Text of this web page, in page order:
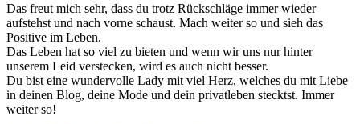
Das freut mich sehr, dass du trotz Rückschläge immer wieder
aufstehst und nach vorne schaust. Mach weiter so und sieh das
Positive im Leben.
Das Leben hat so viel zu bieten und wenn wir uns nur hinter
unserem Leid verstecken, wird es auch nicht besser.
Du bist eine wundervolle Lady mit viel Herz, welches du mit Liebe
in deinen Blog, deine Mode und dein privatleben stecktst. Immer
weiter so!